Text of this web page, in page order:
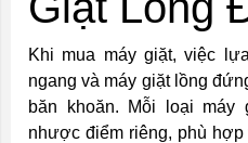
Khi mua máy giặt, việc
ngang và máy giặt lồng
băn khoăn. Mỗi loại
nhược điểm riêng, phù